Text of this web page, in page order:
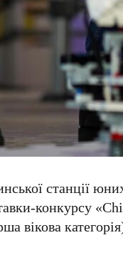
станції
конкурсу
вікова